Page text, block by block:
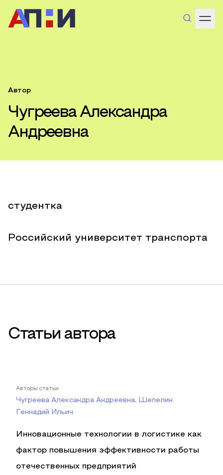
Автор
Чугреева Александра
Андреевна
студентка
Российский университет транспорта
Статьи автора
Авторы статьи
Чугреева Александра Андреевна, Шепелин
Геннадий Ильич
Инновационные технологии в логистике как
фактор повышения эффективности работы
отечественных предприятий